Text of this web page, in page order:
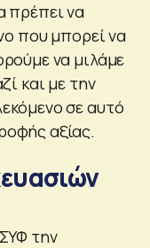
πρέπει να
που μπορεί να
να μιλάμε
και με την
σε αυτό
αξίας.
την